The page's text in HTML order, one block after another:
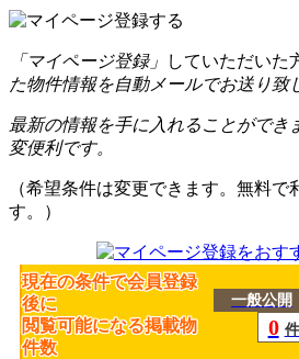
「マイページ登録」 していただいた
た物件情報を自動メールでお送り致
最新の情報を手に入れることができ
変便利です。
（希望条件は変更できます。無料
す。）
現在の条件で会員登録
後に
閲覧可能になる掲載物
件数
一般公開
0 件